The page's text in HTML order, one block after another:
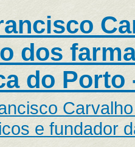
dos
do Porto
e fundador